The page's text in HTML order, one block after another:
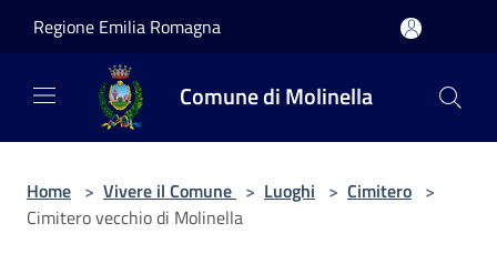
Regione Emilia Romagna
Comune di Molinella
Home > Vivere il Comune > Luoghi > Cimitero >
Cimitero vecchio di Molinella